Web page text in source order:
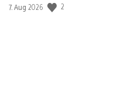
Veröffentlichungsdatum:
7. Aug 2026 2